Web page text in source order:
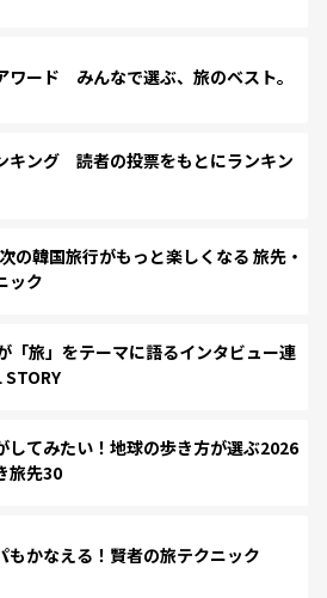
ワード みんなで選ぶ、旅のベスト。
キング 読者の投票をもとにランキン
韓国旅行がもっと楽しくなる 旅先・
ック
「旅」をテーマに語るインタビュー連
STORY
してみたい！地球の歩き方が選ぶ2026
旅先30
もかなえる！賢者の旅テクニック